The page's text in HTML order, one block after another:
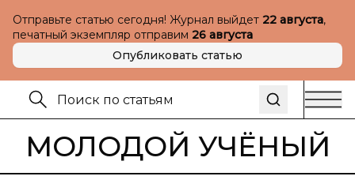
Отправьте статью сегодня! Журнал выйдет 22 августа,
печатный экземпляр отправим 26 августа
Опубликовать статью
МОЛОДОЙ УЧЁНЫЙ